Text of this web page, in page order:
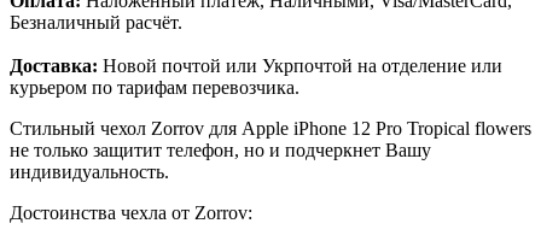
Безналичный расчёт.
Доставка: Новой почтой или Укрпочтой на отделение или
курьером по тарифам перевозчика.
Стильный чехол Zorrov для Apple iPhone 12 Pro Tropical flowers
не только защитит телефон, но и подчеркнет Вашу
индивидуальность.
Достоинства чехла от Zorrov: